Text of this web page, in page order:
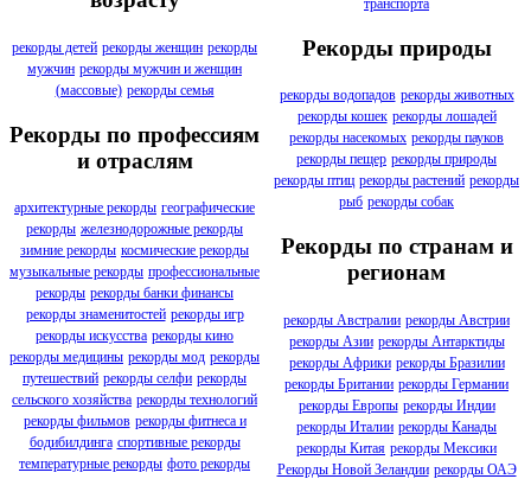
рекорды детей рекорды женщин рекорды
мужчин рекорды мужчин и женщин
(массовые) рекорды семья
Рекорды по профессиям
и отраслям
архитектурные рекорды географические
рекорды железнодорожные рекорды
зимние рекорды космические рекорды
музыкальные рекорды профессиональные
рекорды рекорды банки финансы
рекорды знаменитостей рекорды игр
рекорды искусства рекорды кино
рекорды медицины рекорды мод рекорды
путешествий рекорды селфи рекорды
сельского хозяйства рекорды технологий
рекорды фильмов рекорды фитнеса и
бодибилдинга спортивные рекорды
температурные рекорды фото рекорды
транспорта
Рекорды природы
рекорды водопадов рекорды животных
рекорды кошек рекорды лошадей
рекорды насекомых рекорды пауков
рекорды пещер рекорды природы
рекорды птиц рекорды растений рекорды
рыб рекорды собак
Рекорды по странам и
регионам
рекорды Австралии рекорды Австрии
рекорды Азии рекорды Антарктиды
рекорды Африки рекорды Бразилии
рекорды Британии рекорды Германии
рекорды Европы рекорды Индии
рекорды Италии рекорды Канады
рекорды Китая рекорды Мексики
Рекорды Новой Зеландии рекорды ОАЭ